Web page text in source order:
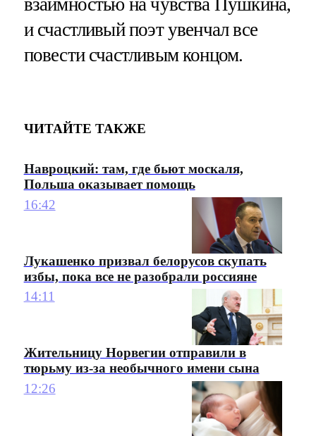
взаимностью на чувства Пушкина,
и счастливый поэт увенчал все
повести счастливым концом.
ЧИТАЙТЕ ТАКЖЕ
Навроцкий: там, где бьют москаля,
Польша оказывает помощь
16:42
Лукашенко призвал белорусов скупать
избы, пока все не разобрали россияне
14:11
Жительницу Норвегии отправили в
тюрьму из-за необычного имени сына
12:26